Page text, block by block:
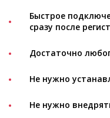
Быстрое
сразу после
Достаточно
Не нужно
Не нужно